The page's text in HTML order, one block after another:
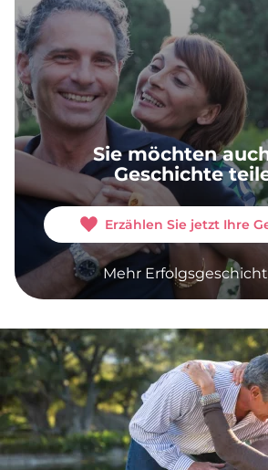
Sie möchten
Geschichte
Erzählen Sie jetzt Ihre
Mehr